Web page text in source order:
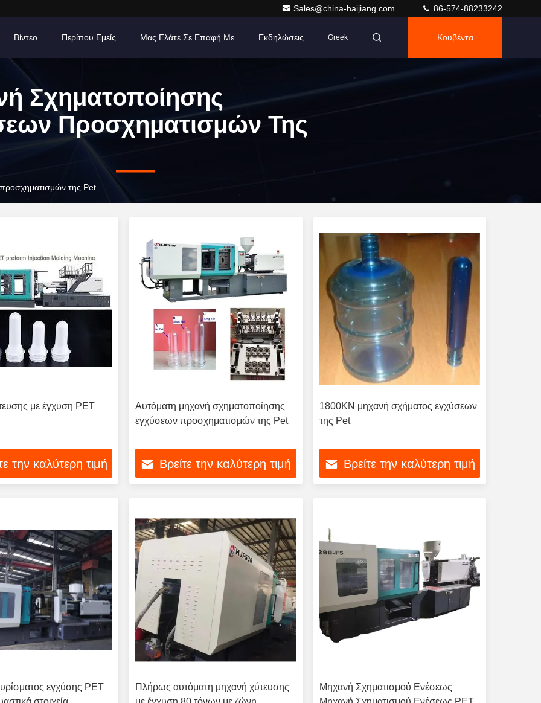
Sales@china-haijiang.com 86-574-88233242
Βίντεο Περίπου Εμείς Μας Ελάτε Σε Επαφή Με Εκδηλώσεις Greek Κουβέντα
Σχηματοποίησης
Προσχηματισμών Της
της Pet
με έγχυση PET
την καλύτερη τιμή
Αυτόματη μηχανή σχηματοποίησης
εγχύσεων προσχηματισμών της Pet
Βρείτε την καλύτερη τιμή
1800KN μηχανή σχήματος εγχύσεων
της Pet
Βρείτε την καλύτερη τιμή
εγχύσης PET
Πλήρως αυτόματη μηχανή χύτευσης
Μηχανή Σχηματισμού Ενέσεως